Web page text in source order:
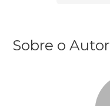
Sobre o Autor